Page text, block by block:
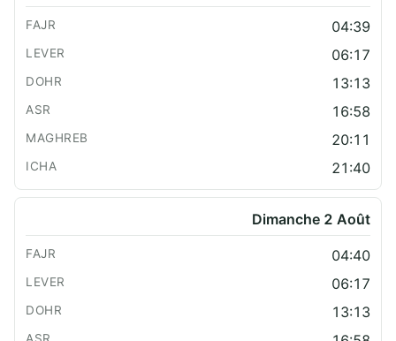
04:39
06:17
13:13
16:58
20:11
21:40
Dimanche 2 Août
04:40
06:17
13:13